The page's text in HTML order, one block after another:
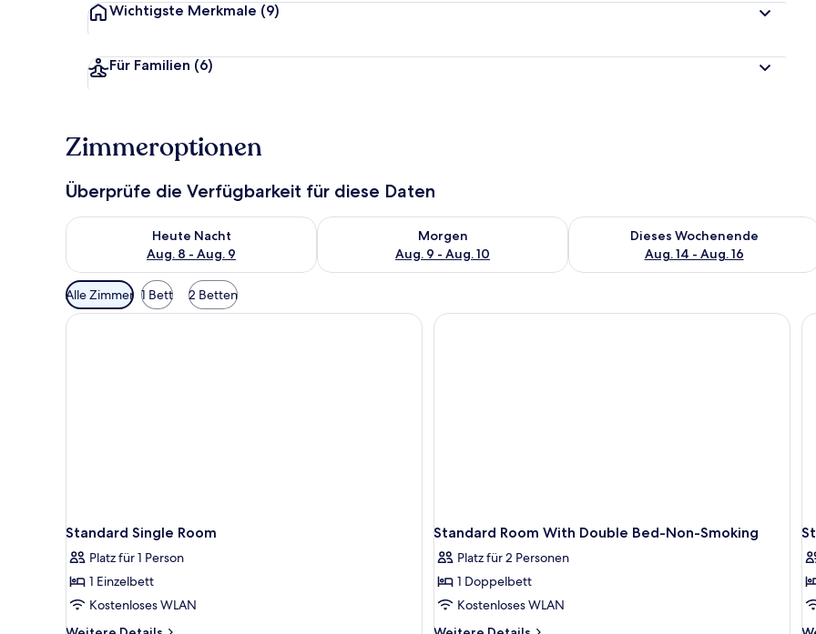
Wichtigste Merkmale (9)
Für Familien (6)
Zimmeroptionen
Überprüfe die Verfügbarkeit für diese Daten
Heute Nacht
Aug. 8 - Aug. 9
Überprüfe die Verfügbarkeit für heute Nacht, Aug. 8 - Aug. 9.
Morgen
Aug. 9 - Aug. 10
Überprüfe die Verfügbarkeit für morgen, Aug. 9 - Aug. 10.
Dieses Wochenende
Aug. 14 - Aug. 16
Überprüfe die Verfügbarkeit für
Verfügbare
Filter
für
Alle Zimmer 1 Bett 2 Betten
Standard Single Room
Platz für 1 Person
1 Einzelbett
Kostenloses WLAN
Standard Room With Double Bed-Non-Smoking
Platz für 2 Personen
1 Doppelbett
Kostenloses WLAN